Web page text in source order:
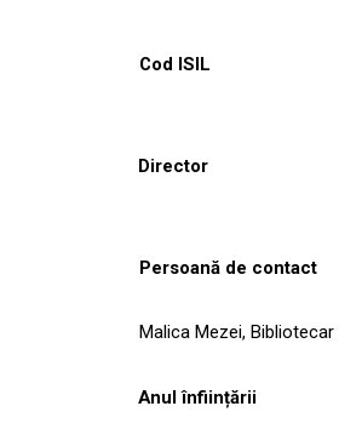
Cod ISIL
Director
Persoană de contact
Malica Mezei, Bibliotecar
Anul înființării